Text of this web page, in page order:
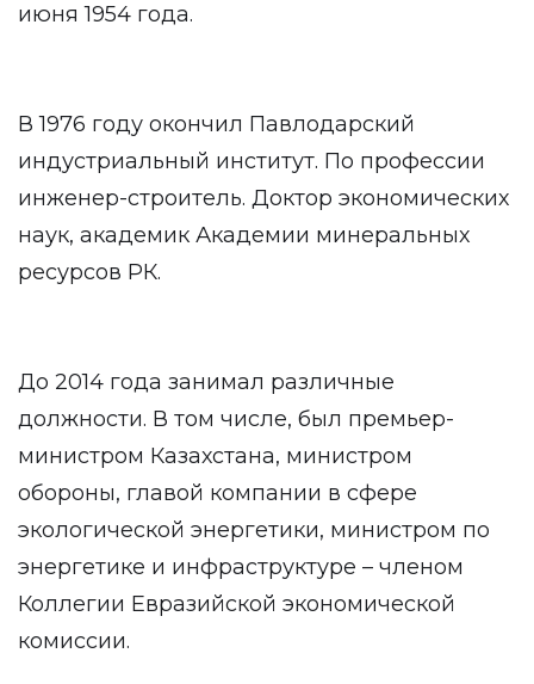
июня 1954 года.
В 1976 году окончил Павлодарский
индустриальный институт. По профессии
инженер-строитель. Доктор экономических
наук, академик Академии минеральных
ресурсов РК.
До 2014 года занимал различные
должности. В том числе, был премьер-
министром Казахстана, министром
обороны, главой компании в сфере
экологической энергетики, министром по
энергетике и инфраструктуре – членом
Коллегии Евразийской экономической
комиссии.